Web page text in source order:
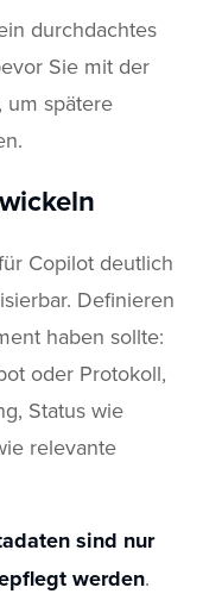
durchdachtes
Sie mit der
um spätere
Copilot deutlich
Definieren
haben sollte:
oder Protokoll,
Status wie
relevante
sind nur
werden.